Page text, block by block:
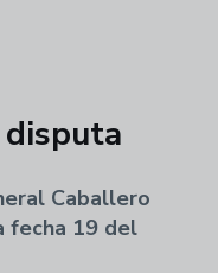
Caballero
fecha 19 del